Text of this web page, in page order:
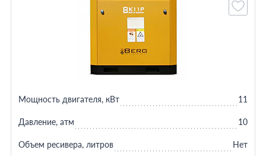
Мощность двигателя, кВт 11
Давление, атм 10
Объем ресивера, литров Нет